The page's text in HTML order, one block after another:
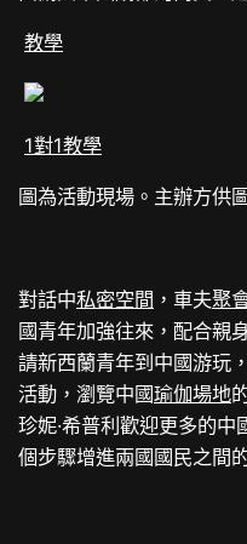
教學
1對1教學
圖為活動現場。主辦方供圖
對話中私密空間 ，車夫聚
國青年加強往來，配合親
請新西蘭青年到中國游玩
活動，瀏覽中國瑜伽場地
珍妮·希普利歡迎更多的
個步驟增進兩國國民之間